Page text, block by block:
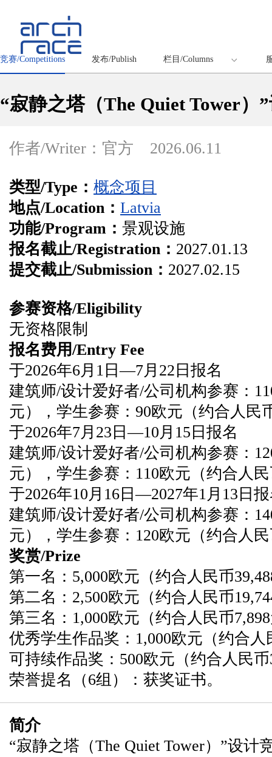
竞赛/Competitions 发布/Publish 栏目/Columns
“寂静之塔（The Quiet Tower）
作者/Writer：官方 2026.06.11
类型/Type： 概念项目
地点/Location： Latvia
功能/Program： 景观设施
报名截止/Registration： 2027.01.13
提交截止/Submission： 2027.02.15
参赛资格/Eligibility
无资格限制
报名费用/Entry Fee
于2026年6月1日—7月22日报名
建筑师/设计爱好者/公司机构参赛：
元），学生参赛：90欧元（约合人民
于2026年7月23日—10月15日报名
建筑师/设计爱好者/公司机构参赛：
元），学生参赛：110欧元（约合人
于2026年10月16日—2027年1月13日
建筑师/设计爱好者/公司机构参赛：
元），学生参赛：120欧元（约合人
奖赏/Prize
第一名：5,000欧元（约合人民币
第二名：2,500欧元（约合人民币
第三名：1,000欧元（约合人民币
优秀学生作品奖：1,000欧元（约合人
可持续作品奖：500欧元（约合人民
荣誉提名（6组）：获奖证书。
简介
“寂静之塔（The Quiet Tower）”设计